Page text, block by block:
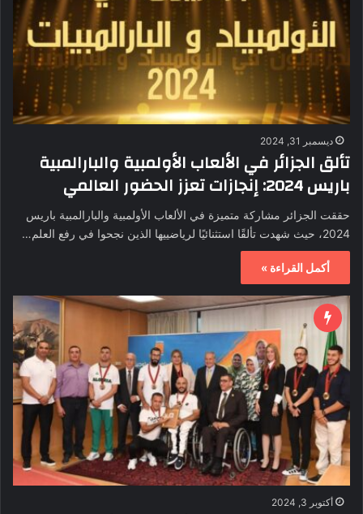
ديسمبر 31, 2024
تألق الجزائر في الألعاب الأولمبية والبارالمبية
باريس 2024: إنجازات تعزز الحضور العالمي
حققت الجزائر مشاركة متميزة في الألعاب الأولمبية والبارالمبية باريس
2024، حيث شهدت تألقًا استثنائيًا لرياضييها الذين نجحوا في رفع العلم…
أكمل القراءة »
أكتوبر 3, 2024